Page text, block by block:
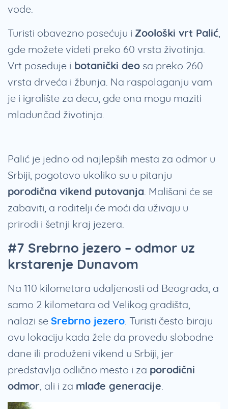
vode.
Turisti obavezno posećuju i Zoološki vrt Palić,
gde možete videti preko 60 vrsta životinja.
Vrt poseduje i botanički deo sa preko 260
vrsta drveća i žbunja. Na raspolaganju vam
je i igralište za decu, gde ona mogu maziti
mladunčad životinja.
Palić je jedno od najlepših mesta za odmor u
Srbiji, pogotovo ukoliko su u pitanju
porodična vikend putovanja. Mališani će se
zabaviti, a roditelji će moći da uživaju u
prirodi i šetnji kraj jezera.
#7 Srebrno jezero – odmor uz
krstarenje Dunavom
Na 110 kilometara udaljenosti od Beograda, a
samo 2 kilometara od Velikog gradišta,
nalazi se Srebrno jezero. Turisti često biraju
ovu lokaciju kada žele da provedu slobodne
dane ili produženi vikend u Srbiji, jer
predstavlja odlično mesto i za porodični
odmor, ali i za mlađe generacije.